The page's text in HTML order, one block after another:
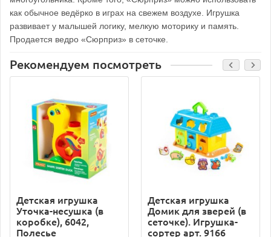
как обычное ведёрко в играх на свежем воздухе. Игрушка
развивает у малышей логику, мелкую моторику и память.
Продается ведро «Сюрприз» в сеточке.
Рекомендуем посмотреть
Детская игрушка
Уточка-несушка (в
коробке), 6042,
Полесье
Детская игрушка
Домик для зверей (в
сеточке). Игрушка-
сортер арт. 9166